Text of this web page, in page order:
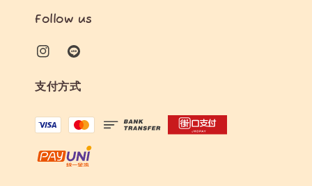
Follow us
支付方式